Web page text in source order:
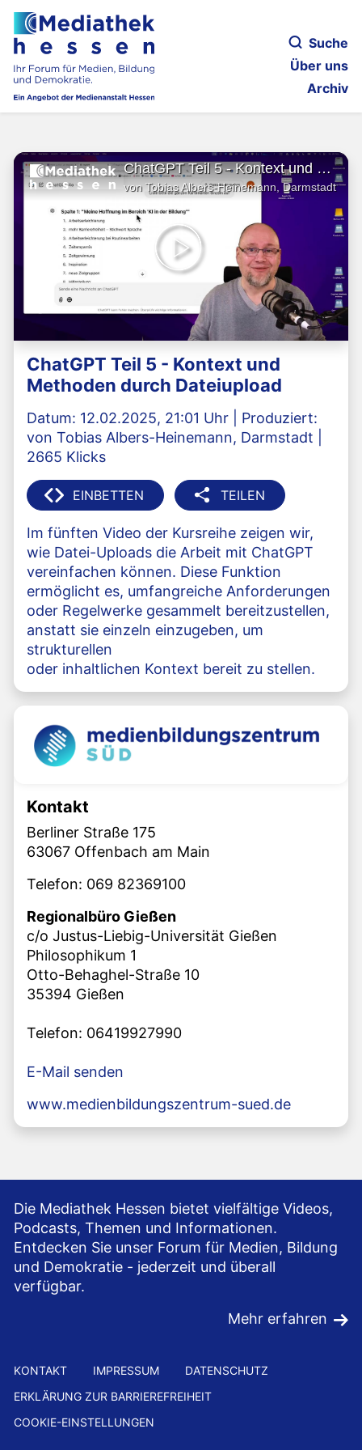
Suche
Über uns
Archiv
ChatGPT Teil 5 - Kontext und Methoden durch Dateiupload
von Tobias Albers-Heinemann, Darmstadt
ChatGPT Teil 5 - Kontext und
Methoden durch Dateiupload
Datum: 12.02.2025, 21:01 Uhr | Produziert:
von Tobias Albers-Heinemann, Darmstadt |
2665 Klicks
EINBETTEN TEILEN
Im fünften Video der Kursreihe zeigen wir,
wie Datei-Uploads die Arbeit mit ChatGPT
vereinfachen können. Diese Funktion
ermöglicht es, umfangreiche Anforderungen
oder Regelwerke gesammelt bereitzustellen,
anstatt sie einzeln einzugeben, um
strukturellen
oder inhaltlichen Kontext bereit zu stellen.
Kontakt
Berliner Straße 175
63067 Offenbach am Main
Telefon: 069 82369100
Regionalbüro Gießen
c/o Justus-Liebig-Universität Gießen
Philosophikum 1
Otto-Behaghel-Straße 10
35394 Gießen
Telefon: 06419927990
E-Mail senden
www.medienbildungszentrum-sued.de
Die Mediathek Hessen bietet vielfältige Videos,
Podcasts, Themen und Informationen.
Entdecken Sie unser Forum für Medien, Bildung
und Demokratie - jederzeit und überall
verfügbar.
Mehr erfahren
KONTAKT IMPRESSUM
DATENSCHUTZ
ERKLÄRUNG ZUR BARRIEREFREIHEIT
COOKIE-EINSTELLUNGEN